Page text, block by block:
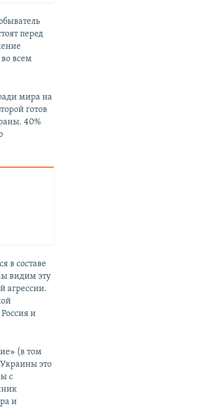
перед
всем
мира на
готов
40%
в составе
видим эту
агрессии.
и
(в том
это
с
и